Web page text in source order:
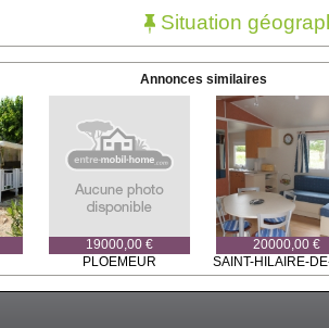
Situation
Annonces similaires
19000,00 €
PLOEMEUR
20000,00 €
SAINT-HILAIRE-